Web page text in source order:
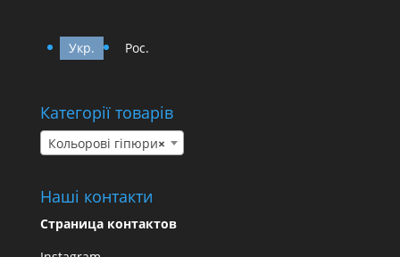
Укр. Рос.
Категорії товарів
×
Кольорові гіпюри
Наші контакти
Страница контактов